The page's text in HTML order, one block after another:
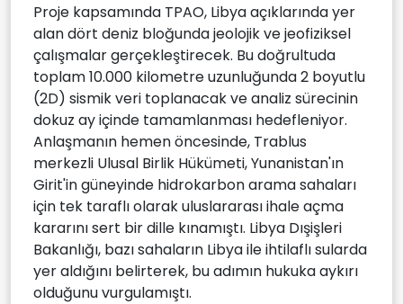
Proje kapsamında TPAO, Libya açıklarında yer
alan dört deniz bloğunda jeolojik ve jeofiziksel
çalışmalar gerçekleştirecek. Bu doğrultuda
toplam 10.000 kilometre uzunluğunda 2 boyutlu
(2D) sismik veri toplanacak ve analiz sürecinin
dokuz ay içinde tamamlanması hedefleniyor.
Anlaşmanın hemen öncesinde, Trablus
merkezli Ulusal Birlik Hükümeti, Yunanistan'ın
Girit'in güneyinde hidrokarbon arama sahaları
için tek taraflı olarak uluslararası ihale açma
kararını sert bir dille kınamıştı. Libya Dışişleri
Bakanlığı, bazı sahaların Libya ile ihtilaflı sularda
yer aldığını belirterek, bu adımın hukuka aykırı
olduğunu vurgulamıştı.